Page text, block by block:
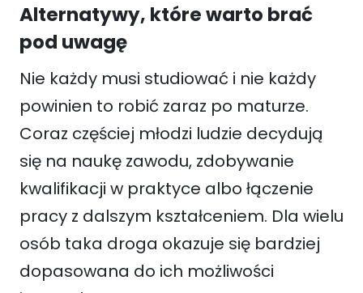
Alternatywy, które warto brać
pod uwagę
Nie każdy musi studiować i nie każdy
powinien to robić zaraz po maturze.
Coraz częściej młodzi ludzie decydują
się na naukę zawodu, zdobywanie
kwalifikacji w praktyce albo łączenie
pracy z dalszym kształceniem. Dla wielu
osób taka droga okazuje się bardziej
dopasowana do ich możliwości